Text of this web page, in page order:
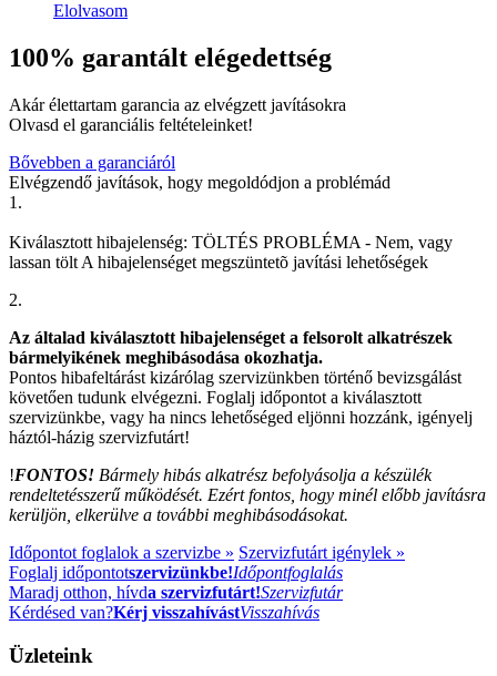
Elolvasom
100% garantált elégedettség
Akár élettartam garancia az elvégzett javításokra
Olvasd el garanciális feltételeinket!
Bővebben a garanciáról
Elvégzendő javítások, hogy megoldódjon a problémád
1.
Kiválasztott hibajelenség: TÖLTÉS PROBLÉMA - Nem, vagy
lassan tölt A hibajelenséget megszüntetõ javítási lehetőségek
2.
Az általad kiválasztott hibajelenséget a felsorolt alkatrészek
bármelyikének meghibásodása okozhatja.
Pontos hibafeltárást kizárólag szervizünkben történő bevizsgálást
követően tudunk elvégezni. Foglalj időpontot a kiválasztott
szervizünkbe, vagy ha nincs lehetőséged eljönni hozzánk, igényelj
háztól-házig szervizfutárt!
!FONTOS! Bármely hibás alkatrész befolyásolja a készülék
rendeltetésszerű működését. Ezért fontos, hogy minél előbb javításra
kerüljön, elkerülve a további meghibásodásokat.
Időpontot foglalok a szervizbe » Szervizfutárt igénylek »
Foglalj időpontotszervizünkbe!Időpontfoglalás
Maradj otthon, hívda szervizfutárt!Szervizfutár
Kérdésed van?Kérj visszahívástVisszahívás
Üzleteink